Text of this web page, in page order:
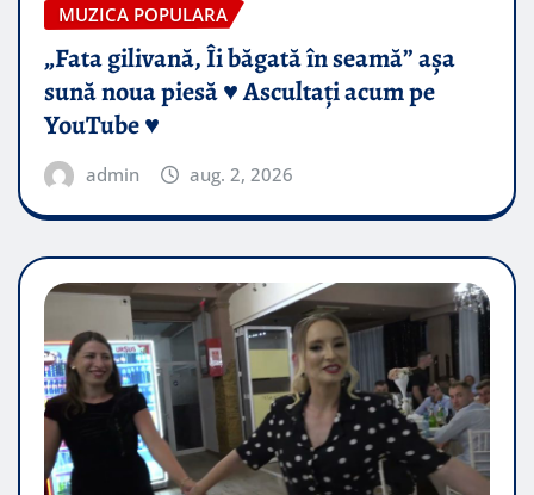
MUZICA POPULARA
„Fata gilivană, Îi băgată în seamă” așa
sună noua piesă ♥️ Ascultați acum pe
YouTube ♥️
admin aug. 2, 2026